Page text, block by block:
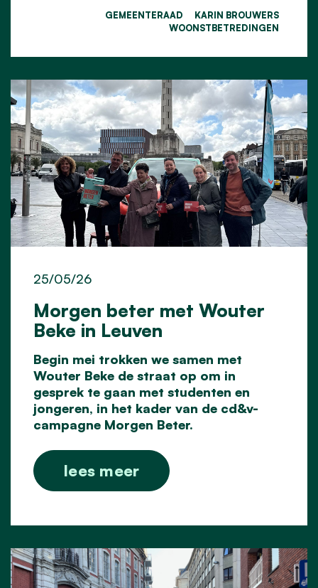
GEMEENTERAAD
KARIN BROUWERS
WOONSTBETREDINGEN
Morgen beter met Wouter
Beke in Leuven
25/05/26
Begin mei trokken we samen met
Wouter Beke de straat op om in
gesprek te gaan met studenten en
jongeren, in het kader van de cd&v-
campagne Morgen Beter.
lees meer